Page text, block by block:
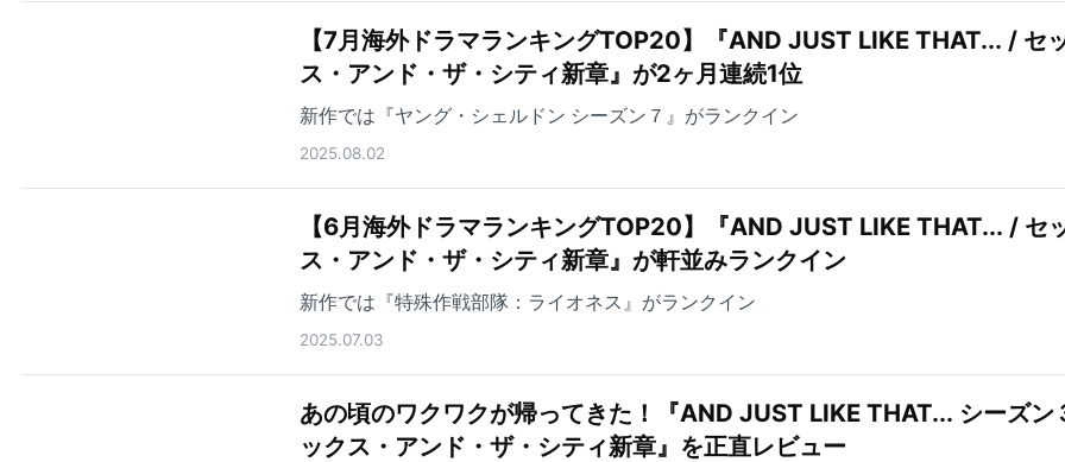
【7月海外ドラマランキングTOP20】『AND JUST LIKE THAT... / セ
ス・アンド・ザ・シティ新章』が2ヶ月連続1位
新作では『ヤング・シェルドン シーズン７』がランクイン
2025.08.02
【6月海外ドラマランキングTOP20】『AND JUST LIKE THAT... / セ
ス・アンド・ザ・シティ新章』が軒並みランクイン
新作では『特殊作戦部隊：ライオネス』がランクイン
2025.07.03
あの頃のワクワクが帰ってきた！『AND JUST LIKE THAT... シーズン
ックス・アンド・ザ・シティ新章』を正直レビュー